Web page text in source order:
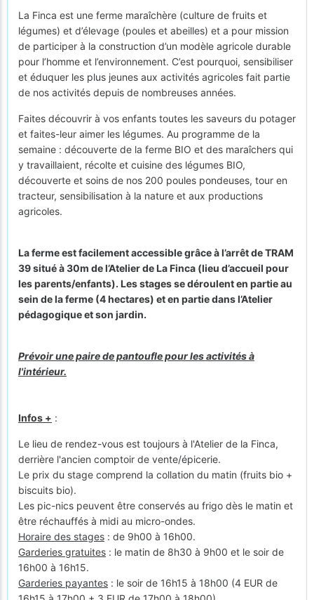
La Finca est une ferme maraîchère (culture de fruits et
légumes) et d’élevage (poules et abeilles) et a pour mission
de participer à la construction d’un modèle agricole durable
pour l’homme et l’environnement. C’est pourquoi, sensibiliser
et éduquer les plus jeunes aux activités agricoles fait partie
de nos activités depuis de nombreuses années.
Faites découvrir à vos enfants toutes les saveurs du potager
et faites-leur aimer les légumes. Au programme de la
semaine : découverte de la ferme BIO et des maraîchers qui
y travaillaient, récolte et cuisine des légumes BIO,
découverte et soins de nos 200 poules pondeuses, tour en
tracteur, sensibilisation à la nature et aux productions
agricoles.
La ferme est facilement accessible grâce à l’arrêt de TRAM
39 situé à 30m de l’Atelier de La Finca (lieu d’accueil pour
les parents/enfants). Les stages se déroulent en partie au
sein de la ferme (4 hectares) et en partie dans l’Atelier
pédagogique et son jardin.
Prévoir une paire de pantoufle pour les activités à
l'intérieur.
Infos + :
Le lieu de rendez-vous est toujours à l'Atelier de la Finca,
derrière l'ancien comptoir de vente/épicerie.
Le prix du stage comprend la collation du matin (fruits bio +
biscuits bio).
Les pic-nics peuvent être conservés au frigo dès le matin et
être réchauffés à midi au micro-ondes.
Horaire des stages : de 9h00 à 16h00.
Garderies gratuites : le matin de 8h30 à 9h00 et le soir de
16h00 à 16h15.
Garderies payantes : le soir de 16h15 à 18h00 (4 EUR de